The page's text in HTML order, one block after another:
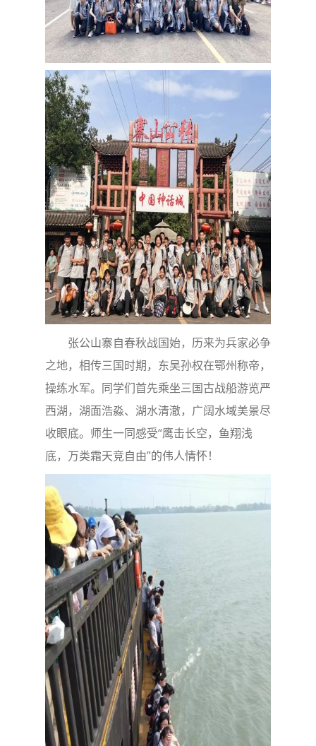
张公山寨自春秋战国始，历来为兵家必争
之地，相传三国时期，东吴孙权在鄂州称帝，
操练水军。同学们首先乘坐三国古战船游览严
西湖，湖面浩淼、湖水清澈，广阔水域美景尽
收眼底。师生一同感受“鹰击长空，鱼翔浅
底，万类霜天竞自由”的伟人情怀！